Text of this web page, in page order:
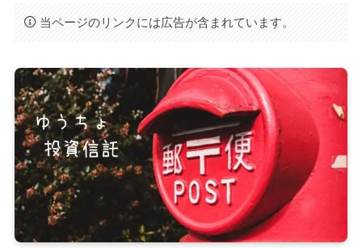
当ページのリンクには広告が含まれています。